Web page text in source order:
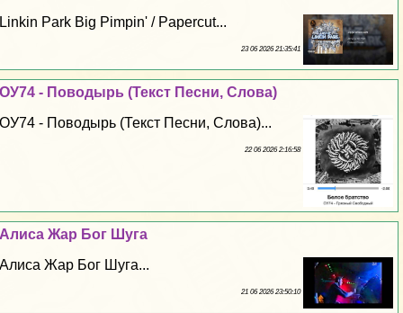
Linkin Park Big Pimpin' / Papercut...
23 06 2026 21:35:41
ОУ74 - Поводырь (Текст Песни, Слова)
ОУ74 - Поводырь (Текст Песни, Слова)...
22 06 2026 2:16:58
Алиса Жар Бог Шуга
Алиса Жар Бог Шуга...
21 06 2026 23:50:10